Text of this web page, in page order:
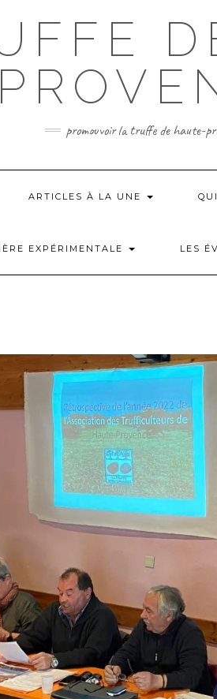
promouvoir la truffe de haute-
ARTICLES À LA UNE
EXPÉRIMENTALE LES